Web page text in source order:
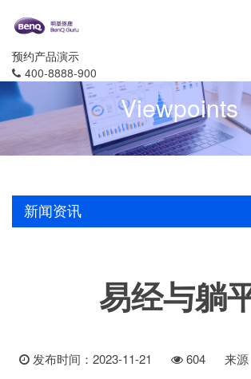
预约产品演示
400-8888-900
Viewpoints
新闻资讯
易经与躺
发布时间：2023-11-21 604 来源